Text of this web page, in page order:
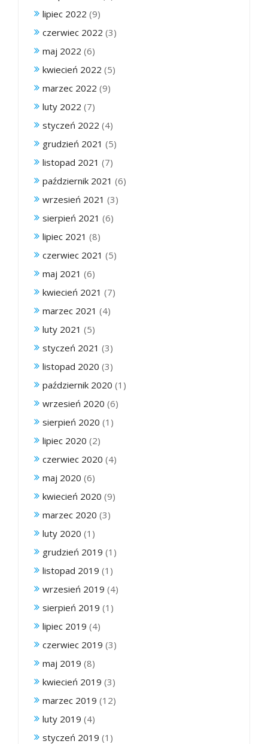
lipiec 2022 (9)
czerwiec 2022 (3)
maj 2022 (6)
kwiecień 2022 (5)
marzec 2022 (9)
luty 2022 (7)
styczeń 2022 (4)
grudzień 2021 (5)
listopad 2021 (7)
październik 2021 (6)
wrzesień 2021 (3)
sierpień 2021 (6)
lipiec 2021 (8)
czerwiec 2021 (5)
maj 2021 (6)
kwiecień 2021 (7)
marzec 2021 (4)
luty 2021 (5)
styczeń 2021 (3)
listopad 2020 (3)
październik 2020 (1)
wrzesień 2020 (6)
sierpień 2020 (1)
lipiec 2020 (2)
czerwiec 2020 (4)
maj 2020 (6)
kwiecień 2020 (9)
marzec 2020 (3)
luty 2020 (1)
grudzień 2019 (1)
listopad 2019 (1)
wrzesień 2019 (4)
sierpień 2019 (1)
lipiec 2019 (4)
czerwiec 2019 (3)
maj 2019 (8)
kwiecień 2019 (3)
marzec 2019 (12)
luty 2019 (4)
styczeń 2019 (1)